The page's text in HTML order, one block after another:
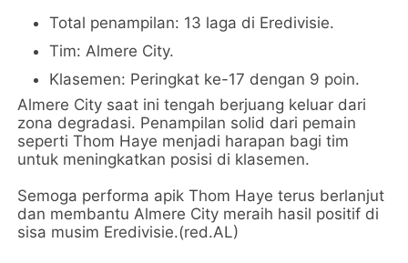
Total penampilan: 13 laga di Eredivisie.
Tim: Almere City.
Klasemen: Peringkat ke-17 dengan 9 poin.
Almere City saat ini tengah berjuang keluar dari
zona degradasi. Penampilan solid dari pemain
seperti Thom Haye menjadi harapan bagi tim
untuk meningkatkan posisi di klasemen.
Semoga performa apik Thom Haye terus berlanjut
dan membantu Almere City meraih hasil positif di
sisa musim Eredivisie.(red.AL)